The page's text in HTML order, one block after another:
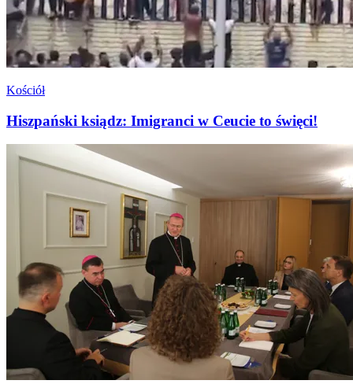
Kościół
Hiszpański ksiądz: Imigranci w Ceucie to święci!